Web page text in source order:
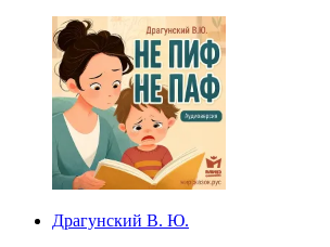
Драгунский В. Ю.